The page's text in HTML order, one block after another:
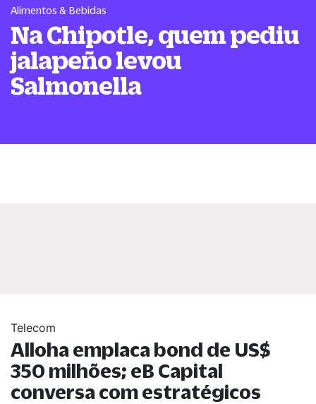
Alimentos & Bebidas
Na Chipotle, quem pediu
jalapeño levou
Salmonella
Telecom
Alloha emplaca bond de US$
350 milhões; eB Capital
conversa com estratégicos